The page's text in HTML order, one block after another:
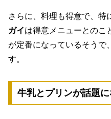
さらに、料理も得意で、特
ガイは得意メニューとのこ
が定番になっているそうで
す。
牛乳とプリンが話題